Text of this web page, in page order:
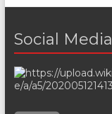
Social Media